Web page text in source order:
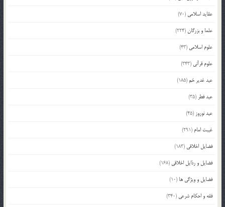
عقاید اسلامی (70)
علما و بزرگان(224)
علوم اسلامی (43)
علوم قرآنی (343)
عید غدیر خم(185)
عید فطر (35)
عید نوروز (45)
غیبت امام (291)
فضایل اخلاقی (183)
فضایل و رذایل اخلاقی (168)
فضایل و ویژگی ها (10)
فقه و احکام شرعی (340)